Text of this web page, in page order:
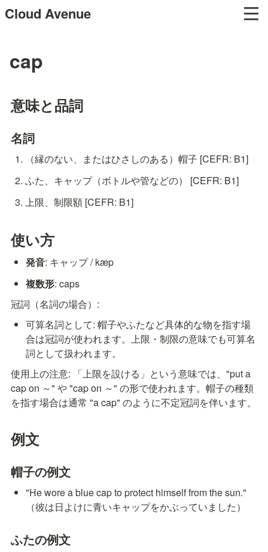
Cloud Avenue
cap
意味と品詞
名詞
（縁のない、またはひさしのある）帽子 [CEFR: B1]
ふた、キャップ（ボトルや管などの） [CEFR: B1]
上限、制限額 [CEFR: B1]
使い方
発音: キャップ / kæp
複数形: caps
冠詞（名詞の場合）:
可算名詞として: 帽子やふたなど具体的な物を指す場
合は冠詞が使われます。上限・制限の意味でも可算名
詞として扱われます。
使用上の注意: 「上限を設ける」という意味では、"put a
cap on ～" や "cap on ～" の形で使われます。帽子の種類
を指す場合は通常 "a cap" のように不定冠詞を伴います。
例文
帽子の例文
"He wore a blue cap to protect himself from the sun."
（彼は日よけに青いキャップをかぶっていました）
ふたの例文